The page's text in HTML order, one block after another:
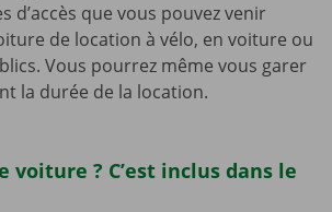
d’accès que vous pouvez venir
de location à vélo, en voiture ou
Vous pourrez même vous garer
la durée de la location.
voiture ? C’est inclus dans le